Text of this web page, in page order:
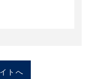
トへ